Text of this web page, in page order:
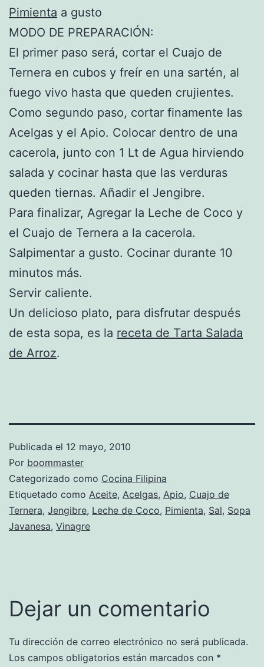
Pimienta a gusto
MODO DE PREPARACIÓN:
El primer paso será, cortar el Cuajo de
Ternera en cubos y freír en una sartén, al
fuego vivo hasta que queden crujientes.
Como segundo paso, cortar finamente las
Acelgas y el Apio. Colocar dentro de una
cacerola, junto con 1 Lt de Agua hirviendo
salada y cocinar hasta que las verduras
queden tiernas. Añadir el Jengibre.
Para finalizar, Agregar la Leche de Coco y
el Cuajo de Ternera a la cacerola.
Salpimentar a gusto. Cocinar durante 10
minutos más.
Servir caliente.
Un delicioso plato, para disfrutar después
de esta sopa, es la receta de Tarta Salada
de Arroz.
Publicada el 12 mayo, 2010
Por boommaster
Categorizado como Cocina Filipina
Etiquetado como Aceite, Acelgas, Apio, Cuajo de
Ternera, Jengibre, Leche de Coco, Pimienta, Sal, Sopa
Javanesa, Vinagre
Dejar un comentario
Tu dirección de correo electrónico no será publicada.
Los campos obligatorios están marcados con *